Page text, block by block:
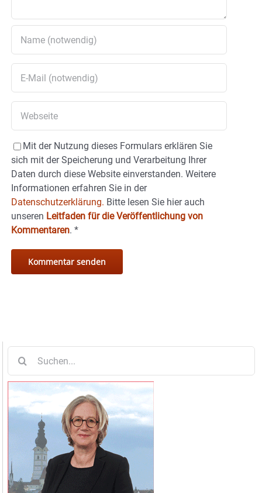
Mit der Nutzung dieses Formulars erklären Sie
sich mit der Speicherung und Verarbeitung Ihrer
Daten durch diese Website einverstanden. Weitere
Informationen erfahren Sie in der
Datenschutzerklärung. Bitte lesen Sie hier auch
unseren Leitfaden für die Veröffentlichung von
Kommentaren. *
nach: